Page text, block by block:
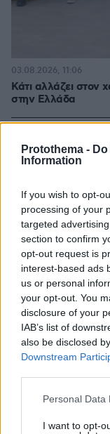
Protothema -
Information
If you wish to opt-
processing of your
targeted
section to confirm
opt-out request is
interest-based ads
us or personal
your opt-out. You
disclosure of your
IAB’s list of
also be disclosed
Downstream
Please note that
not limited to your
Personal Data
I want to opt-
Κάτι αλλάζει στον
στην Ελλάδα
03.08.2026, 11:06
Εθνική Τράπεζα: Η
μεγάλων έργων
Διασκεδάζουμε
29.07.2026, 09:39
ΡΟΗ
Ειδήσεις
Τελικά τι είναι
πριν 3 λεπτά
πριν 3 λεπτά
Πώς η